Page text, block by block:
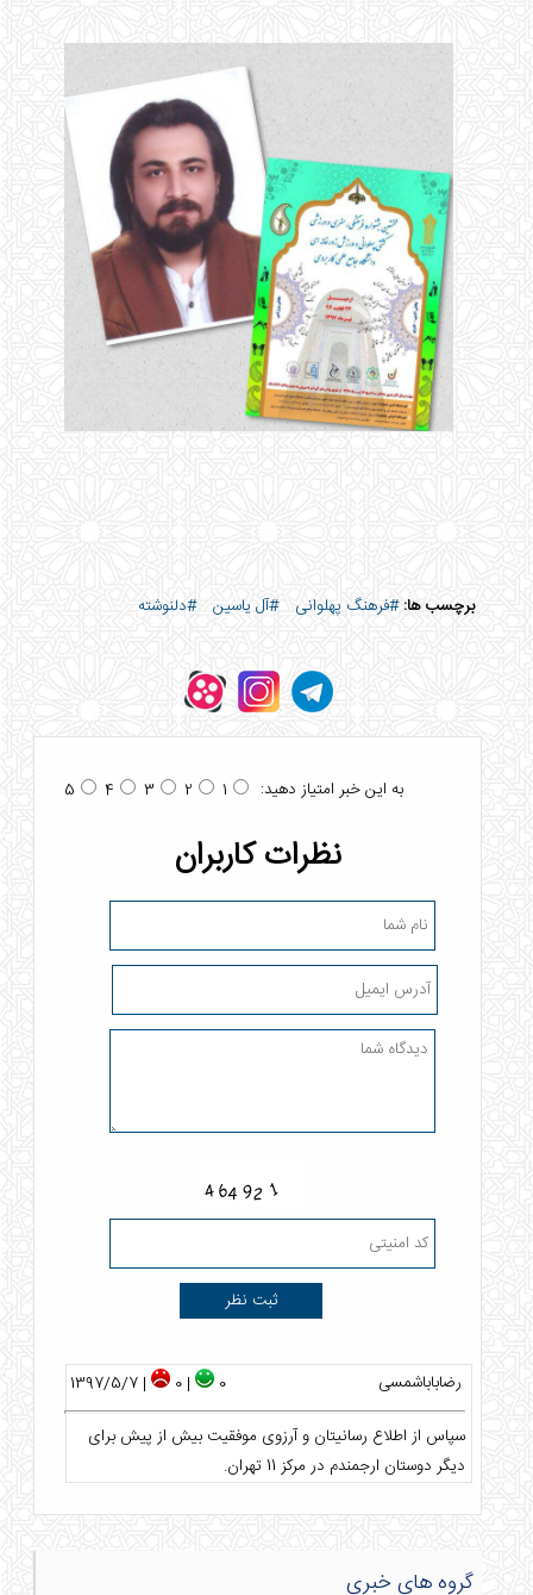
برچسب ها:#فرهنگ پهلوانی #آل یاسین #دلنوشته
به این خبر امتیاز دهید: 1
2
3
4
5
نظرات کاربران
رضاباباشمسی 0
| 0
| 1397/5/7
سپاس از اطلاع رسانیتان و آرزوی موفقیت بیش از پیش برای
دیگر دوستان ارجمندم در مرکز 11 تهران.
گروه های خبری